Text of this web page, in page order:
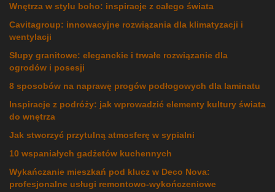
Wnętrza w stylu boho: inspiracje z całego świata
Cavitagroup: innowacyjne rozwiązania dla klimatyzacji i
wentylacji
Słupy granitowe: eleganckie i trwałe rozwiązanie dla
ogrodów i posesji
8 sposobów na naprawę progów podłogowych dla laminatu
Inspiracje z podróży: jak wprowadzić elementy kultury świata
do wnętrza
Jak stworzyć przytulną atmosferę w sypialni
10 wspaniałych gadżetów kuchennych
Wykańczanie mieszkań pod klucz w Deco Nova:
profesjonalne usługi remontowo-wykończeniowe